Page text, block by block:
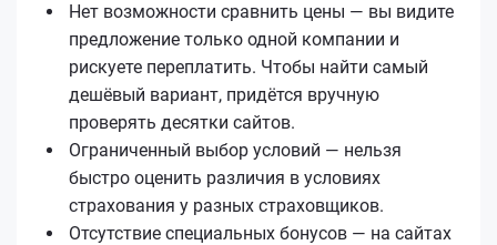
Нет возможности сравнить цены — вы видите
предложение только одной компании и
рискуете переплатить. Чтобы найти самый
дешёвый вариант, придётся вручную
проверять десятки сайтов.
Ограниченный выбор условий — нельзя
быстро оценить различия в условиях
страхования у разных страховщиков.
Отсутствие специальных бонусов — на сайтах